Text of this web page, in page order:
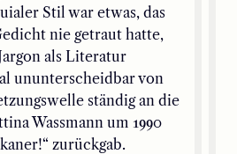
Stil war etwas, das
nie getraut hatte,
als Literatur
ununterscheidbar von
ständig an die
Wassmann um 1990
zurückgab.